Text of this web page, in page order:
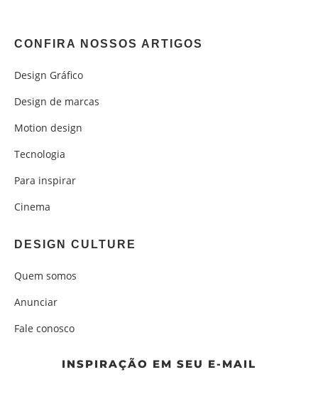
CONFIRA NOSSOS ARTIGOS
Design Gráfico
Design de marcas
Motion design
Tecnologia
Para inspirar
Cinema
DESIGN CULTURE
Quem somos
Anunciar
Fale conosco
INSPIRAÇÃO EM SEU E-MAIL